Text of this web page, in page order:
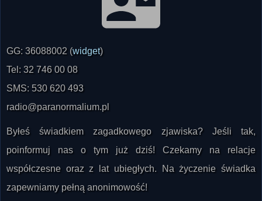
GG: 36088002 (widget)
Tel: 32 746 00 08
SMS: 530 620 493
radio@paranormalium.pl
Byłeś świadkiem zagadkowego zjawiska? Jeśli tak,
poinformuj nas o tym już dziś! Czekamy na relacje
współczesne oraz z lat ubiegłych. Na życzenie świadka
zapewniamy pełną anonimowość!